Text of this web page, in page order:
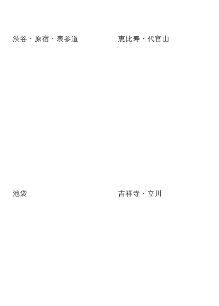
渋谷・原宿・表参道 恵比寿・代官山
池袋 吉祥寺・立川